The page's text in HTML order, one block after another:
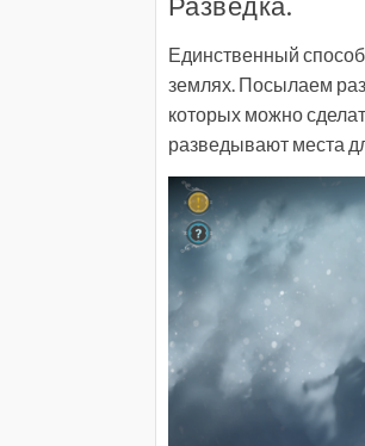
Единственный
землях. Посылаем
которых можно
разведывают места